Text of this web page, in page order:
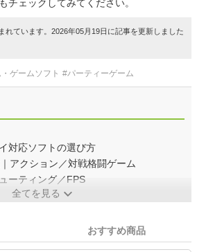
チェックしてみてください。
れています。2026年05月19日に記事を更新しました
ゲームソフト #パーティーゲーム
対応ソフトの選び方
アクション／対戦格闘ゲーム
ーティング／FPS
全てを見る
おすすめ商品